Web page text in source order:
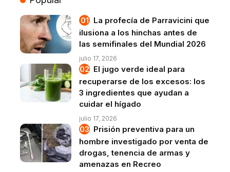
La profecía de Parravicini que
ilusiona a los hinchas antes de
las semifinales del Mundial 2026
julio 17, 2026
El jugo verde ideal para
recuperarse de los excesos: los
3 ingredientes que ayudan a
cuidar el hígado
julio 17, 2026
Prisión preventiva para un
hombre investigado por venta de
drogas, tenencia de armas y
amenazas en Recreo